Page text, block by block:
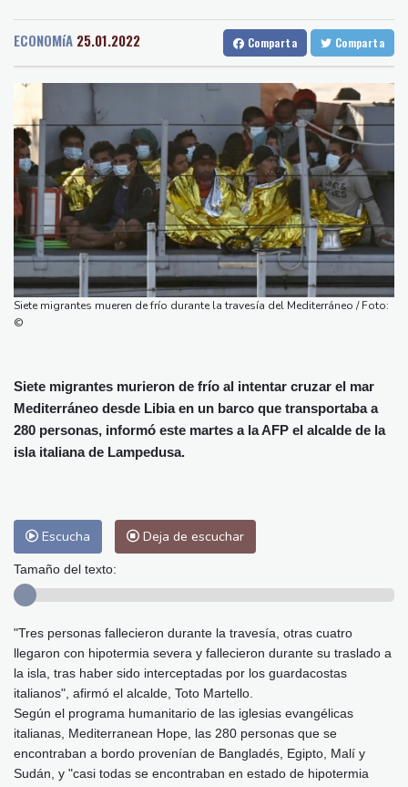
Barcelona
32 °C Bilbao
23 °C
Santo Domingo
29 °C
Havana
Puerto Rico
30 °C
Quito
14 °C Brasilia
26 °C
Manaus
33 °C Rio de Janeiro
30 °C
São Paulo
28 °C
Nava de la Asunción
33 °C
Bueno Aires
27 °C
Punta Arena
28 °C
Montevideo
13 °C Panama
26 °C
San Salvador
31 °C Oaxaca
18 °C
Alicante
32 °C Córdoba
37 °C
Málaga
31 °C Murcia
33 °C
Las Palmas de Gran Canaria
29 °C
San José
38 °C Asunción
Panama City
27 °C
Venezuela
Un comité del Senado de EEUU declara en desacato al ex
responsable de la lucha anticovid Anthony Fauci
Irán amenazó con "dejar a oscuras" el Golfo en caso de ataques
de EEUU
Netflix estrenará en primicia un adelanto del videojuego GTA VI
Aumento récord de las notificaciones por radicalización en Reino
Unido
Una mujer es acusada de atacar con un objeto punzante a
cuatro hombres en Londres
Qué papel jugó la desinformación durante la última ola de
migrantes que llegó al enclave español de Ceuta
ECONOMíA 25.01.2022 Comparta Comparta
Siete migrantes mueren de frío durante la travesía del Mediterráneo / Foto:
©
Siete migrantes murieron de frío al intentar cruzar el mar
Mediterráneo desde Libia en un barco que transportaba a
280 personas, informó este martes a la AFP el alcalde de la
isla italiana de Lampedusa.
Escucha Deja de escuchar
Tamaño del texto:
"Tres personas fallecieron durante la travesía, otras cuatro
llegaron con hipotermia severa y fallecieron durante su traslado a
la isla, tras haber sido interceptadas por los guardacostas
italianos", afirmó el alcalde, Toto Martello.
Según el programa humanitario de las iglesias evangélicas
italianas, Mediterranean Hope, las 280 personas que se
encontraban a bordo provenían de Bangladés, Egipto, Malí y
Sudán, y "casi todas se encontraban en estado de hipotermia